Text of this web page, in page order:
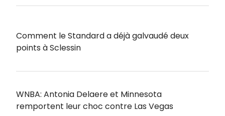
Comment le Standard a déjà galvaudé deux
points à Sclessin
WNBA: Antonia Delaere et Minnesota
remportent leur choc contre Las Vegas